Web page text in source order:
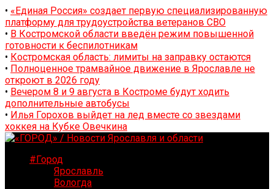
• «Единая Россия» создает первую специализированную
платформу для трудоустройства ветеранов СВО
• В Костромской области введён режим повышенной
готовности к беспилотникам
• Костромская область: лимиты на заправку остаются
• Полноценное трамвайное движение в Ярославле не
откроют в 2026 году
• Вечером 8 и 9 августа в Костроме будут ходить
дополнительные автобусы
• Илья Горохов выйдет на лед вместе со звездами
хоккея на Кубке Овечкина
#Город
Ярославль
Вологда